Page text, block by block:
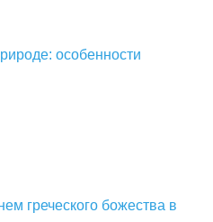
особенности
греческого божества в